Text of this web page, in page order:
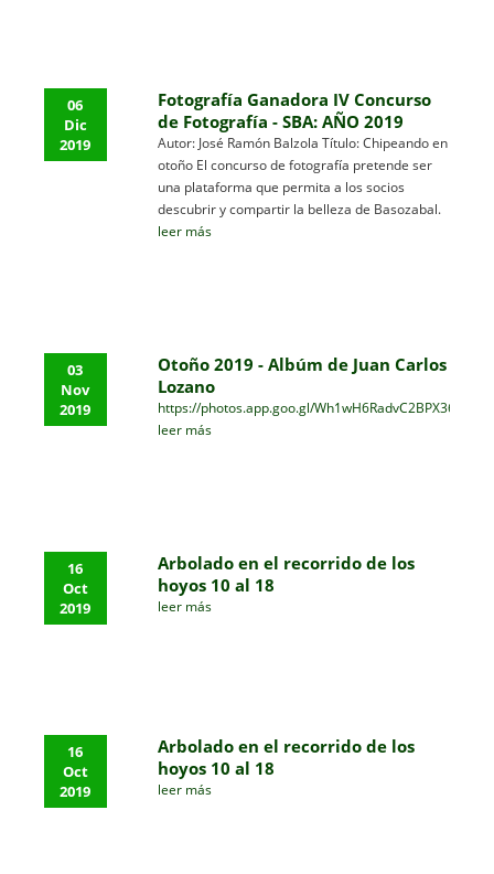
06
Dic
2019
Fotografía Ganadora IV Concurso
de Fotografía - SBA: AÑO 2019
Autor: José Ramón Balzola Título: Chipeando en
otoño El concurso de fotografía pretende ser
una plataforma que permita a los socios
descubrir y compartir la belleza de Basozabal.
leer más
03
Nov
2019
Otoño 2019 - Albúm de Juan Carlos
Lozano
https://photos.app.goo.gl/Wh1wH6RadvC2BPX36
leer más
16
Oct
2019
Arbolado en el recorrido de los
hoyos 10 al 18
leer más
16
Oct
2019
Arbolado en el recorrido de los
hoyos 10 al 18
leer más